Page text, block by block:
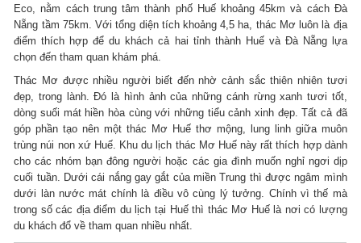
Eco, nằm cách trung tâm thành phố Huế khoảng 45km và cách Đà
Nẵng tầm 75km. Với tổng diện tích khoảng 4,5 ha, thác Mơ luôn là địa
điểm thích hợp để du khách cả hai tỉnh thành Huế và Đà Nẵng lựa
chọn đến tham quan khám phá.
Thác Mơ được nhiều người biết đến nhờ cảnh sắc thiên nhiên tươi
đẹp, trong lành. Đó là hình ảnh của những cánh rừng xanh tươi tốt,
dòng suối mát hiền hòa cùng với những tiểu cảnh xinh đẹp. Tất cả đã
góp phần tạo nên một thác Mơ Huế thơ mộng, lung linh giữa muôn
trùng núi non xứ Huế. Khu du lịch thác Mơ Huế này rất thích hợp dành
cho các nhóm bạn đông người hoặc các gia đình muốn nghỉ ngơi dịp
cuối tuần. Dưới cái nắng gay gắt của miền Trung thì được ngâm mình
dưới làn nước mát chính là điều vô cùng lý tưởng. Chính vì thế mà
trong số các địa điểm du lịch tại Huế thì thác Mơ Huế là nơi có lượng
du khách đổ về tham quan nhiều nhất.